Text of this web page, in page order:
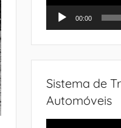
00:00
Sistema de
Automóveis